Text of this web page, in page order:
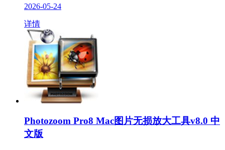
2026-05-24
详情
Photozoom Pro8 Mac图片无损放大工具v8.0 中
文版